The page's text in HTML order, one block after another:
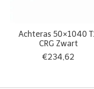
Achteras 50×1040
CRG Zwart
€234,62